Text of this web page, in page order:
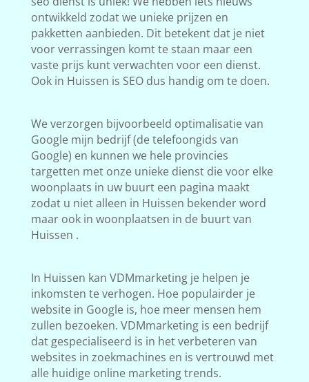
ontwikkeld zodat we unieke prijzen en
pakketten aanbieden. Dit betekent dat je niet
voor verrassingen komt te staan maar een
vaste prijs kunt verwachten voor een dienst.
Ook in Huissen is SEO dus handig om te doen.
We verzorgen bijvoorbeeld optimalisatie van
Google mijn bedrijf (de telefoongids van
Google) en kunnen we hele provincies
targetten met onze unieke dienst die voor elke
woonplaats in uw buurt een pagina maakt
zodat u niet alleen in Huissen bekender word
maar ook in woonplaatsen in de buurt van
Huissen .
In Huissen kan VDMmarketing je helpen je
inkomsten te verhogen. Hoe populairder je
website in Google is, hoe meer mensen hem
zullen bezoeken. VDMmarketing is een bedrijf
dat gespecialiseerd is in het verbeteren van
websites in zoekmachines en is vertrouwd met
alle huidige online marketing trends.